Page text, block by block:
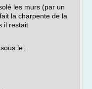
les murs (par un
la charpente de la
il restait
le...